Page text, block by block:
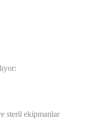
steril ekipmanlar